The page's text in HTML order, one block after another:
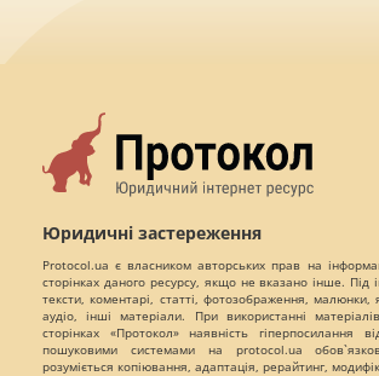
Юридичні застереження
Protocol.ua є власником авторських прав на
сторінках даного ресурсу, якщо не вказано інше. Під
тексти, коментарі, статті, фотозображення,
аудіо, інші матеріали. При використанні
сторінках «Протокол» наявність гіперпосилання
пошуковими системами на protocol.ua
розуміється копіювання, адаптація, рерайтинг,